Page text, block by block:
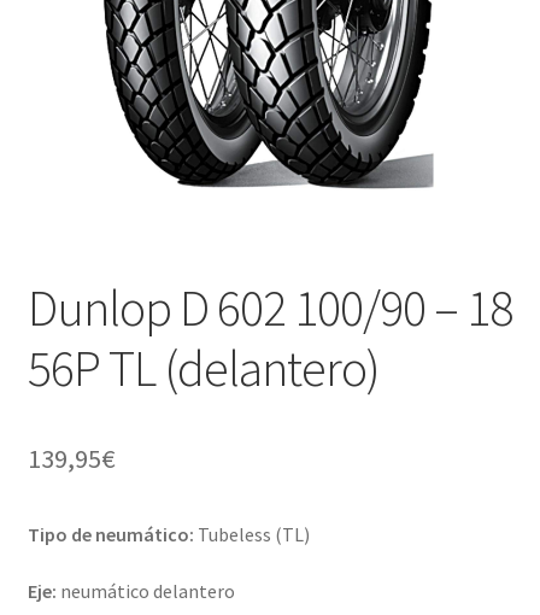
Dunlop D 602 100/90 – 18
56P TL (delantero)
139,95€
Tipo de neumático: Tubeless (TL)
Eje: neumático delantero